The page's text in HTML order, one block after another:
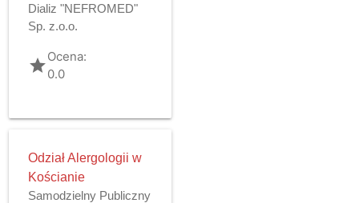
Dializ "NEFROMED"
Sp. z.o.o.
gradeOcena:
0.0
Odział Alergologii w
Kościanie
Samodzielny Publiczny